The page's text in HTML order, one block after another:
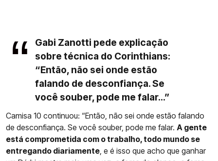
Gabi Zanotti pede explicação
sobre técnica do Corinthians:
“Então, não sei onde estão
falando de desconfiança. Se
você souber, pode me falar...”
Camisa 10 continuou: “Então, não sei onde estão falando
de desconfiança. Se você souber, pode me falar. A gente
está comprometida com o trabalho, todo mundo se
entregando diariamente , e é isso que acho que ganhar